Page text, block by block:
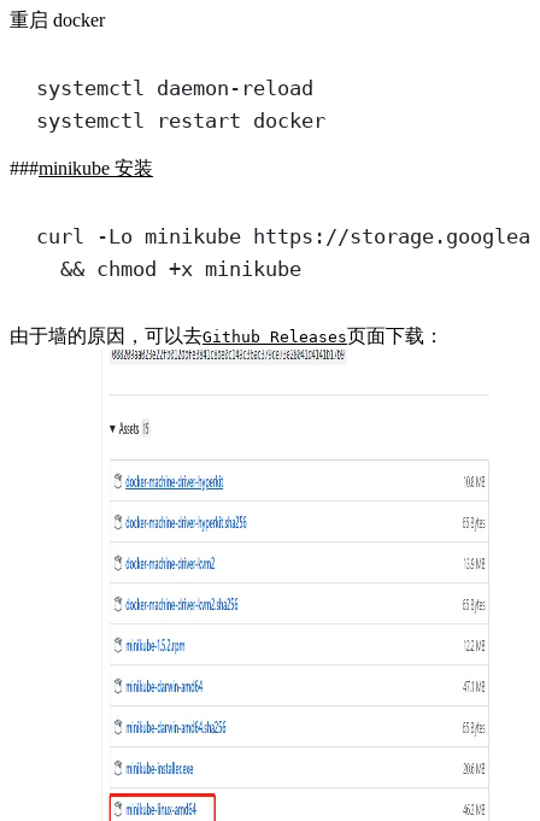
重启 docker
systemctl daemon-reload
systemctl restart docker
minikube 安装
curl -Lo minikube https://
&& chmod +x minikube
由于墙的原因，可以去Github Releases页面下载：